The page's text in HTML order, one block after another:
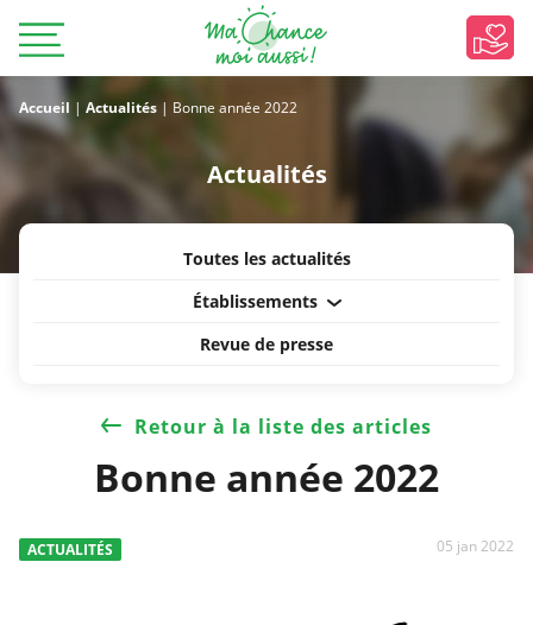
Accueil | Actualités | Bonne année 2022
Actualités
Toutes les actualités
Établissements
Revue de presse
Retour à la liste des articles
Bonne année 2022
ACTUALITÉS 05 jan 2022